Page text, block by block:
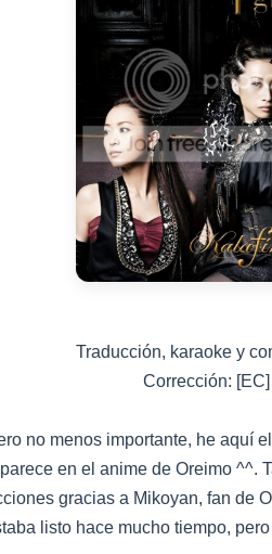
Traducción, karaoke y
Corrección:
no menos importante, he aquí
en el anime de Oreimo ^^.
gracias a Mikoyan, fan de
listo hace mucho tiempo,